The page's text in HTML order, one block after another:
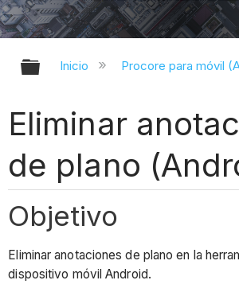
Expandir/contraer
Inicio Procore para móvil
Eliminar
de plano
Objetivo
Eliminar anotaciones de plano en la
dispositivo móvil Android.